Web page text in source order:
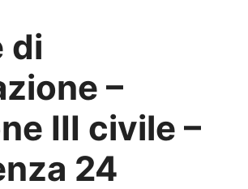
di
–
III civile –
24